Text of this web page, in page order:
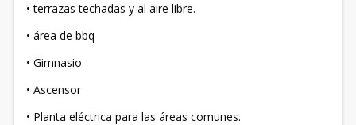
• terrazas techadas y al aire libre.
• área de bbq
• Gimnasio
• Ascensor
• Planta eléctrica para las áreas comunes.